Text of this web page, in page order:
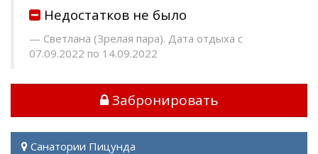
Недостатков не было
Светлана (Зрелая пара). Дата отдыха с
07.09.2022 по 14.09.2022
Забронировать
Санатории Пицунда